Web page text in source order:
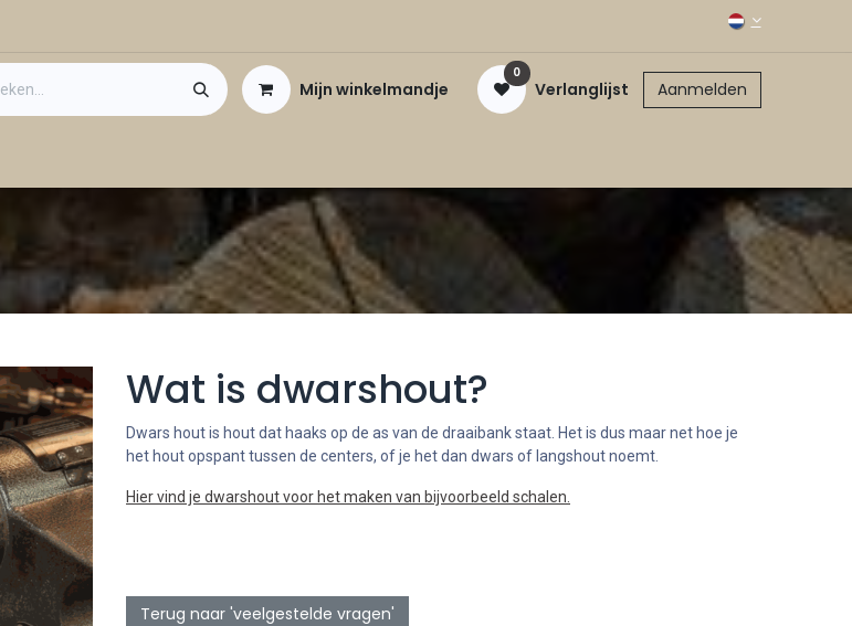
Mijn winkelmandje
0
Verlanglijst Aanmelden
Wat is dwarshout?
Dwars hout is hout dat haaks op de as van de draaibank staat. Het is dus maar net hoe je
het hout opspant tussen de centers, of je het dan dwars of langshout noemt.
Hier vind je dwarshout voor het maken van bijvoorbeeld schalen.
Terug naar 'veelgestelde vragen'